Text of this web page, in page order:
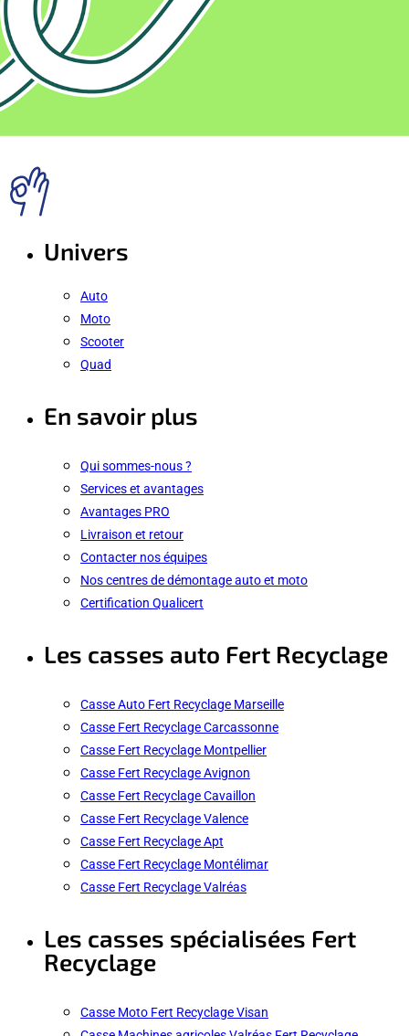
Univers
Auto
Moto
Scooter
Quad
En savoir plus
Qui sommes-nous ?
Services et avantages
Avantages PRO
Livraison et retour
Contacter nos équipes
Nos centres de démontage auto et moto
Certification Qualicert
Les casses auto Fert Recyclage
Casse Auto Fert Recyclage Marseille
Casse Fert Recyclage Carcassonne
Casse Fert Recyclage Montpellier
Casse Fert Recyclage Avignon
Casse Fert Recyclage Cavaillon
Casse Fert Recyclage Valence
Casse Fert Recyclage Apt
Casse Fert Recyclage Montélimar
Casse Fert Recyclage Valréas
Les casses spécialisées Fert
Recyclage
Casse Moto Fert Recyclage Visan